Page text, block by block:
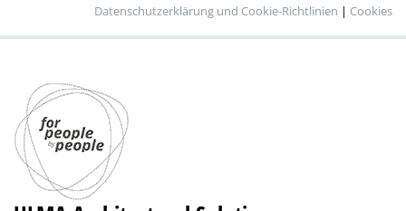
Datenschutzerklärung und Cookie-Richtlinien | Cookies